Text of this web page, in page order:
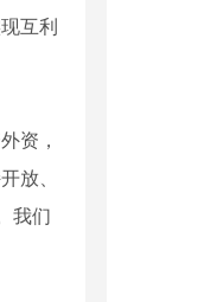
互利
资，
放、
我们